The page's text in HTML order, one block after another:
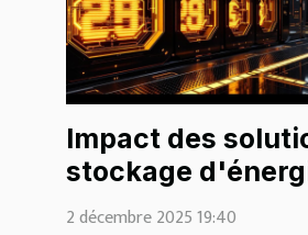
Impact des
stockage
l'efficacité des
2 décembre 2025 19:40